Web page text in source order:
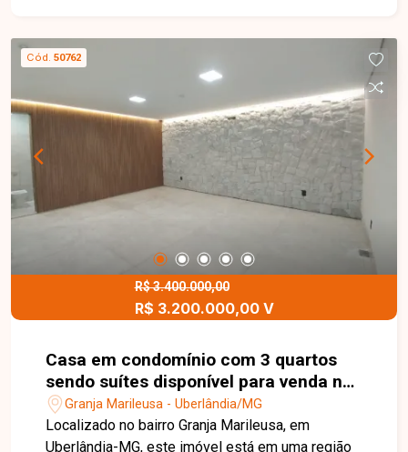
familiar. Entre em contato para mais informações.
Cód. 50762
R$ 3.400.000,00
R$ 3.200.000,00 V
Casa em condomínio com 3 quartos
sendo suítes disponível para venda no
Granja Marileusa em Uberlândia-MG.
Granja Marileusa - Uberlândia/MG
Localizado no bairro Granja Marileusa, em
Uberlândia-MG, este imóvel está em uma região